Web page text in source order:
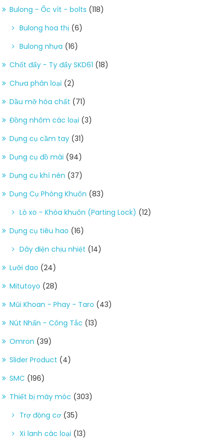
Bulong - Ốc vít - bolts (118)
Bulong hoa thị (6)
Bulong nhựa (16)
Chốt đẩy - Ty đẩy SKD61 (18)
Chưa phân loại (2)
Dầu mỡ hóa chất (71)
Đồng nhôm các loại (3)
Dụng cụ cầm tay (31)
Dụng cụ đồ mài (94)
Dụng cụ khí nén (37)
Dụng Cụ Phòng Khuôn (83)
Lò xo - Khóa khuôn (Parting Lock) (12)
Dụng cụ tiêu hao (16)
Dây điện chịu nhiệt (14)
Lưỡi dao (24)
Mitutoyo (28)
Mũi Khoan - Phay - Taro (43)
Nút Nhấn - Công Tắc (13)
Omron (39)
Slider Product (4)
SMC (196)
Thiết bị máy móc (303)
Trợ động cơ (35)
Xi lanh các loại (13)